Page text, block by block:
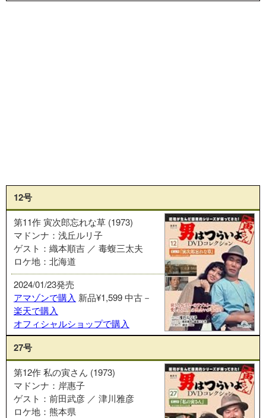
12号
第11作 寅次郎忘れな草 (1973)
マドンナ：浅丘ルリ子
ゲスト：織本順吉 ／ 毒蝮三太夫
ロケ地：北海道
2024/01/23発売
アマゾンで購入 新品¥1,599中古－
楽天で購入
オフィシャルショップで購入
27号
第12作 私の寅さん (1973)
マドンナ：岸惠子
ゲスト：前田武彦 ／ 津川雅彦
ロケ地：熊本県